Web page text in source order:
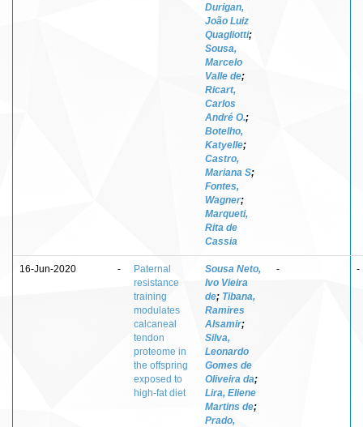
Durigan,
João Luiz
Quagliotti;
Sousa,
Marcelo
Valle de;
Ricart,
Carlos
André O.;
Botelho,
Katyelle;
Castro,
Mariana S;
Fontes,
Wagner;
Marqueti,
Rita de
Cassia
16-Jun-2020 -
Paternal
resistance
training
modulates
calcaneal
tendon
proteome in
the offspring
exposed to
high-fat diet
Sousa Neto,
Ivo Vieira
de; Tibana,
Ramires
Alsamir;
Silva,
Leonardo
Gomes de
Oliveira da;
Lira, Eliene
Martins de;
Prado,
- -